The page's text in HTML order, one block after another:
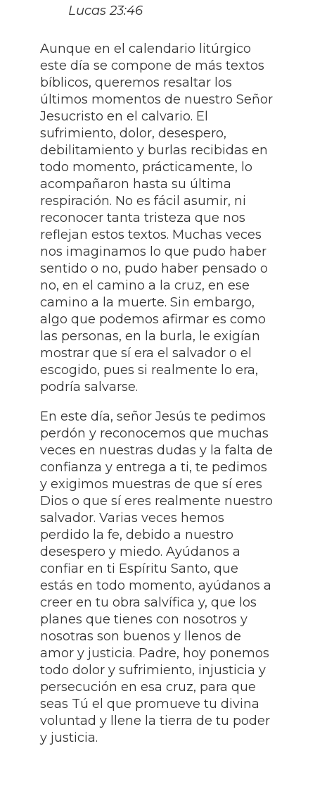
Lucas 23:46
Aunque en el calendario litúrgico
este día se compone de más textos
bíblicos, queremos resaltar los
últimos momentos de nuestro Señor
Jesucristo en el calvario. El
sufrimiento, dolor, desespero,
debilitamiento y burlas recibidas en
todo momento, prácticamente, lo
acompañaron hasta su última
respiración. No es fácil asumir, ni
reconocer tanta tristeza que nos
reflejan estos textos. Muchas veces
nos imaginamos lo que pudo haber
sentido o no, pudo haber pensado o
no, en el camino a la cruz, en ese
camino a la muerte. Sin embargo,
algo que podemos afirmar es como
las personas, en la burla, le exigían
mostrar que sí era el salvador o el
escogido, pues si realmente lo era,
podría salvarse.
En este día, señor Jesús te pedimos
perdón y reconocemos que muchas
veces en nuestras dudas y la falta de
confianza y entrega a ti, te pedimos
y exigimos muestras de que sí eres
Dios o que sí eres realmente nuestro
salvador. Varias veces hemos
perdido la fe, debido a nuestro
desespero y miedo. Ayúdanos a
confiar en ti Espíritu Santo, que
estás en todo momento, ayúdanos a
creer en tu obra salvífica y, que los
planes que tienes con nosotros y
nosotras son buenos y llenos de
amor y justicia. Padre, hoy ponemos
todo dolor y sufrimiento, injusticia y
persecución en esa cruz, para que
seas Tú el que promueve tu divina
voluntad y llene la tierra de tu poder
y justicia.